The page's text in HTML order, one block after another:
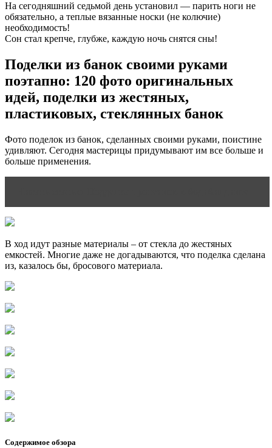
На сегодняшний седьмой день установил — парить ноги не
обязательно, а теплые вязанные носки (не колючие)
необходимость!
Сон стал крепче, глубже, каждую ночь снятся сны!
Поделки из банок своими руками
поэтапно: 120 фото оригинальных
идей, поделки из жестяных,
пластиковых, стеклянных банок
Фото поделок из банок, сделанных своими руками, поистине
удивляют. Сегодня мастерицы придумывают им все больше и
больше применения.
В ход идут разные материалы – от стекла до жестяных
емкостей. Многие даже не догадываются, что поделка сделана
из, казалось бы, бросового материала.
Содержимое обзора